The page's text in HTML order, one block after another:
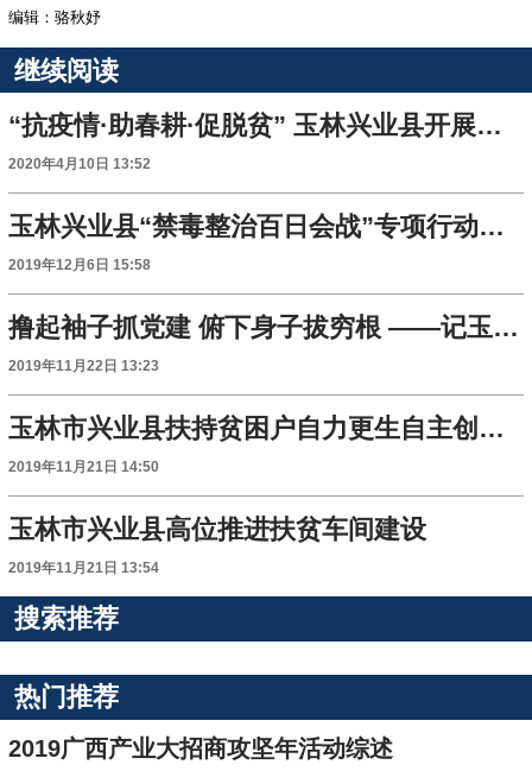
编辑：骆秋妤
继续阅读
“抗疫情·助春耕·促脱贫” 玉林兴业县开展贫困村服务活动
2020年4月10日 13:52
玉林兴业县“禁毒整治百日会战”专项行动成效显著
2019年12月6日 15:58
撸起袖子抓党建 俯下身子拔穷根 ——记玉林兴业大礼村“第一书记”盘丰平
2019年11月22日 13:23
玉林市兴业县扶持贫困户自力更生自主创业脱贫
2019年11月21日 14:50
玉林市兴业县高位推进扶贫车间建设
2019年11月21日 13:54
搜索推荐
热门推荐
2019广西产业大招商攻坚年活动综述